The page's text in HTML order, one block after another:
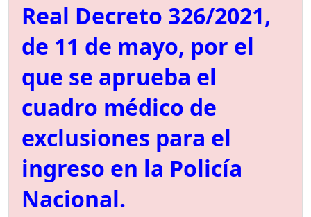
Real Decreto 326/2021,
de 11 de mayo, por el
que se aprueba el
cuadro médico de
exclusiones para el
ingreso en la Policía
Nacional.